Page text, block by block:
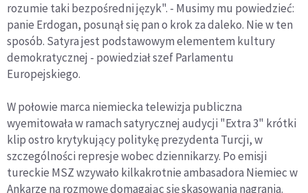
rozumie taki bezpośredni język". - Musimy mu powiedzieć:
panie Erdogan, posunął się pan o krok za daleko. Nie w ten
sposób. Satyra jest podstawowym elementem kultury
demokratycznej - powiedział szef Parlamentu
Europejskiego.
W połowie marca niemiecka telewizja publiczna
wyemitowała w ramach satyrycznej audycji "Extra 3" krótki
klip ostro krytykujący politykę prezydenta Turcji, w
szczególności represje wobec dziennikarzy. Po emisji
tureckie MSZ wzywało kilkakrotnie ambasadora Niemiec w
Ankarze na rozmowę domagając się skasowania nagrania.